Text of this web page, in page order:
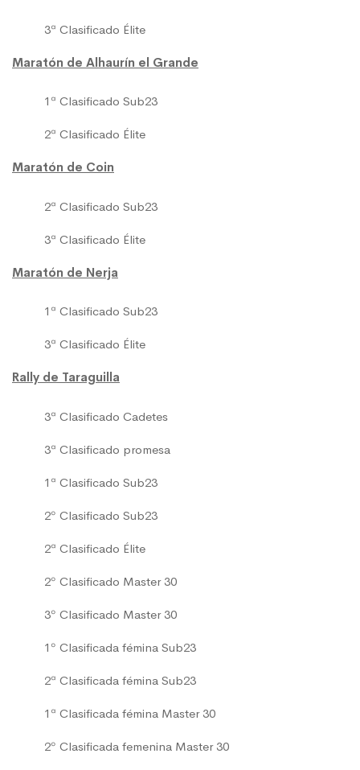
3ª Clasificado Élite
Maratón de Alhaurín el Grande
1ª Clasificado Sub23
2ª Clasificado Élite
Maratón de Coin
2ª Clasificado Sub23
3ª Clasificado Élite
Maratón de Nerja
1ª Clasificado Sub23
3ª Clasificado Élite
Rally de Taraguilla
3ª Clasificado Cadetes
3ª Clasificado promesa
1ª Clasificado Sub23
2º Clasificado Sub23
2ª Clasificado Élite
2º Clasificado Master 30
3º Clasificado Master 30
1º Clasificada fémina Sub23
2ª Clasificada fémina Sub23
1ª Clasificada fémina Master 30
2º Clasificada femenina Master 30